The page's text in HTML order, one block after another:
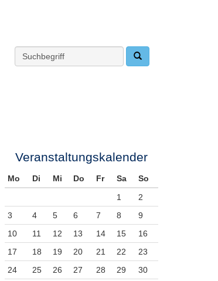
Veranstaltungskalender
Mo Di Mi Do Fr Sa
So
1
2
3
4 5 6 7 8
9
10
11 12 13 14 15
16
17
18 19 20 21 22
23
24
25 26 27 28 29
30